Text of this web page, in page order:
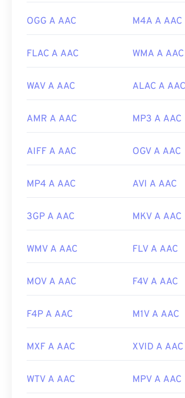
OGG A AAC M4A A AAC
FLAC A AAC WMA A AAC
WAV A AAC ALAC A AAC
AMR A AAC MP3 A AAC
AIFF A AAC OGV A AAC
MP4 A AAC AVI A AAC
3GP A AAC MKV A AAC
WMV A AAC FLV A AAC
MOV A AAC F4V A AAC
F4P A AAC M1V A AAC
MXF A AAC XVID A AAC
WTV A AAC MPV A AAC